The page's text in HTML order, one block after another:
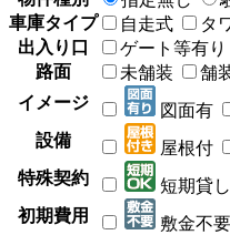
車庫タイプ
自走式 タ
出入り口
ゲート等有り
路面
未舗装 舗
イメージ
図面有
設備
屋根付
特殊契約
短期貸
初期費用
敷金不要